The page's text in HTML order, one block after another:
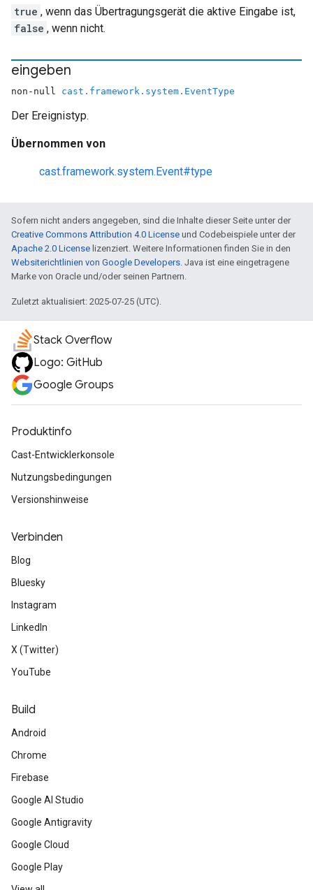
true , wenn das Übertragungsgerät die aktive Eingabe ist,
false , wenn nicht.
eingeben
non-null cast.framework.system.EventType
Der Ereignistyp.
Übernommen von
cast.framework.system.Event#type
Sofern nicht anders angegeben, sind die Inhalte dieser Seite unter der
Creative Commons Attribution 4.0 License und Codebeispiele unter der
Apache 2.0 License lizenziert. Weitere Informationen finden Sie in den
Websiterichtlinien von Google Developers. Java ist eine eingetragene
Marke von Oracle und/oder seinen Partnern.
Zuletzt aktualisiert: 2025-07-25 (UTC).
Stack Overflow
Logo: GitHub
Google Groups
Produktinfo
Cast-Entwicklerkonsole
Nutzungsbedingungen
Versionshinweise
Verbinden
Blog
Bluesky
Instagram
LinkedIn
X (Twitter)
YouTube
Build
Android
Chrome
Firebase
Google AI Studio
Google Antigravity
Google Cloud
Google Play